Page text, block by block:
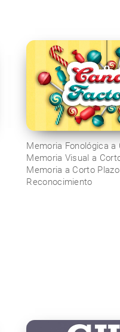
Memoria Fonológica a
Memoria Visual a
Memoria a Corto Plazo
Reconocimiento